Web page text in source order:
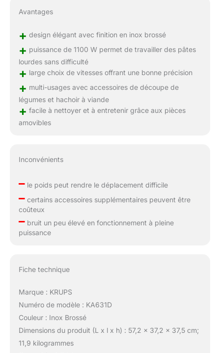
Avantages
+ design élégant avec finition en inox brossé
+ puissance de 1100 W permet de travailler des pâtes
lourdes sans difficulté
+ large choix de vitesses offrant une bonne précision
+ multi-usages avec accessoires de découpe de
légumes et hachoir à viande
+ facile à nettoyer et à entretenir grâce aux pièces
amovibles
Inconvénients
–le poids peut rendre le déplacement difficile
–certains accessoires supplémentaires peuvent être
coûteux
–bruit un peu élevé en fonctionnement à pleine
puissance
Fiche technique
Marque : KRUPS
Numéro de modèle : KA631D
Couleur : Inox Brossé
Dimensions du produit (L x l x h) : 57,2 x 37,2 x 37,5 cm;
11,9 kilogrammes